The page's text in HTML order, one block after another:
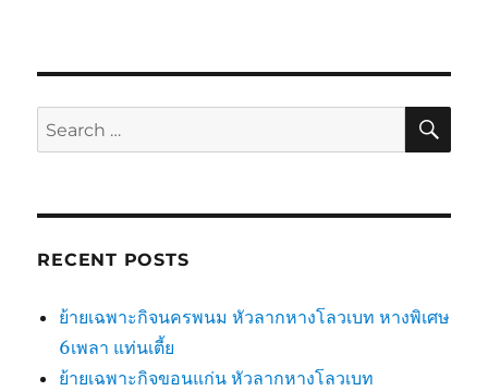
Search
for:
RECENT POSTS
ย้ายเฉพาะกิจนครพนม หัวลากหางโลวเบท หางพิเศษ
6เพลา แท่นเตี้ย
ย้ายเฉพาะกิจขอนแก่น หัวลากหางโลวเบท